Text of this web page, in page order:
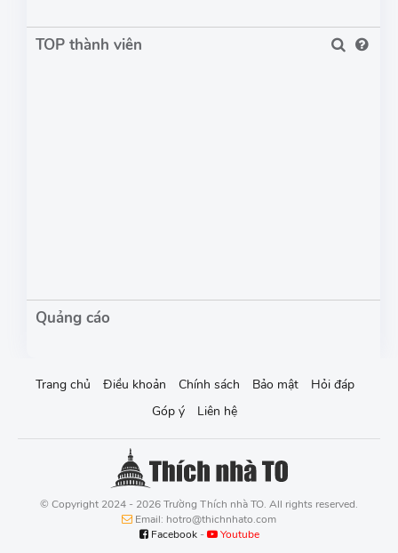
TOP thành viên
Trang chủ Điều khoản Chính sách Bảo mật
Hỏi đáp
Góp ý
Liên hệ
© Copyright 2024 - 2026 Trường Thích nhà TO. All rights reserved.
Email: hotro@thichnhato.com
Facebook- Youtube